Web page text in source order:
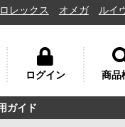
オメガ ルイヴィトン
ログイン 商品
ガイド